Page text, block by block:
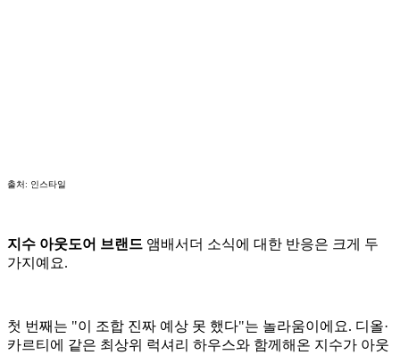
출처: 인스타일
지수 아웃도어 브랜드 앰배서더 소식에 대한 반응은 크게 두
가지예요.
첫 번째는 "이 조합 진짜 예상 못 했다"는 놀라움이에요. 디올·
카르티에 같은 최상위 럭셔리 하우스와 함께해온 지수가 아웃